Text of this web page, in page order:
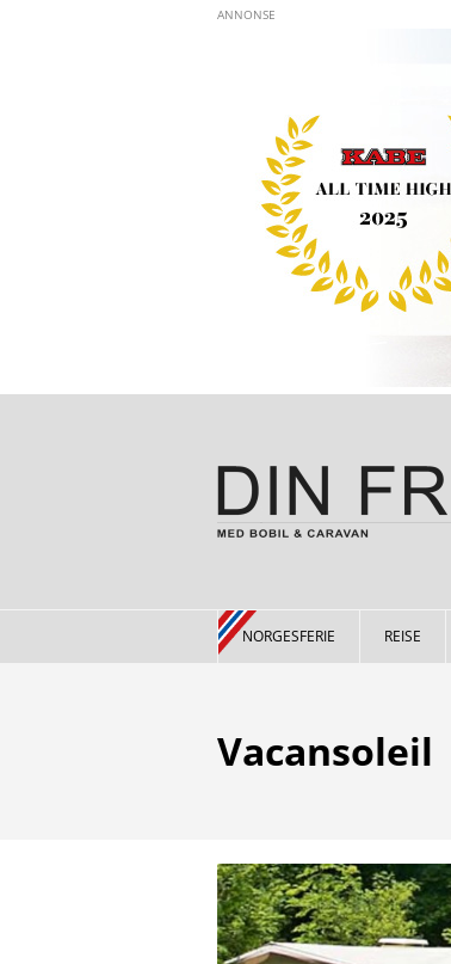
NORGESFERIE REISE
Vacansoleil